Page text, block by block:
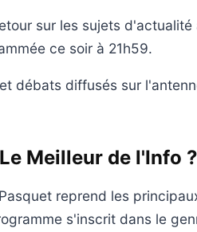
sur les sujets
ce soir à 21h59.
débats diffusés sur
Meilleur de l'Info ?
reprend les
s'inscrit dans le